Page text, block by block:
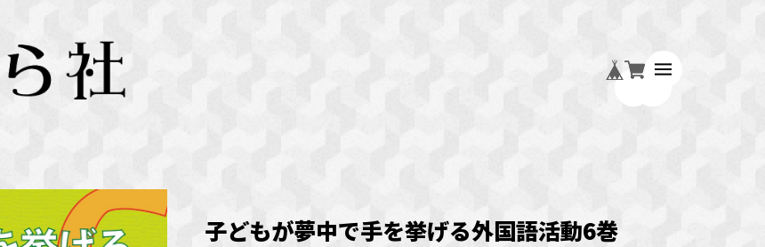
子どもが夢中で手を挙げる外国語活動6巻